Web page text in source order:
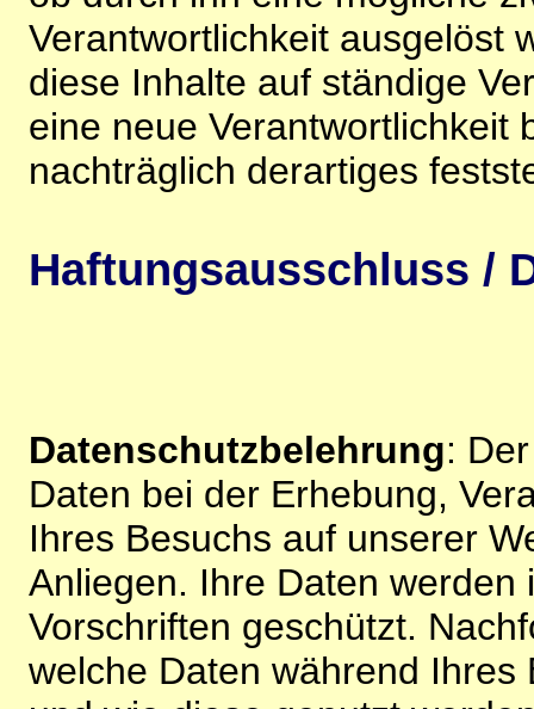
Verantwortlichkeit ausgelöst
diese Inhalte auf ständige
eine neue Verantwortlichkeit
nachträglich derartiges
Haftungsausschluss /
Datenschutzbelehrung:
Daten bei der Erhebung,
Ihres Besuchs auf unserer
Anliegen. Ihre Daten
Vorschriften geschützt.
welche Daten während